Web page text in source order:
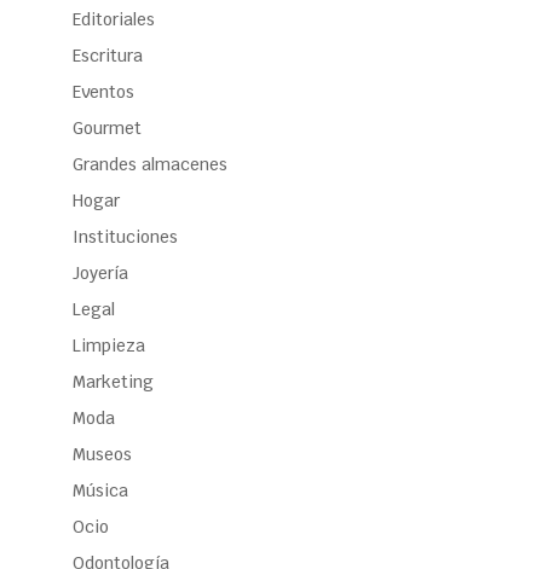
Editoriales
Escritura
Eventos
Gourmet
Grandes almacenes
Hogar
Instituciones
Joyería
Legal
Limpieza
Marketing
Moda
Museos
Música
Ocio
Odontología